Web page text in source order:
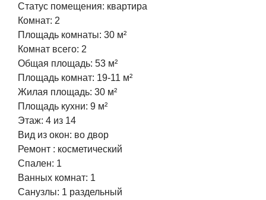
Статус помещения: квартира
Комнат: 2
Площадь комнаты: 30 м²
Комнат всего: 2
Общая площадь: 53 м²
Площадь комнат: 19-11 м²
Жилая площадь: 30 м²
Площадь кухни: 9 м²
Этаж: 4 из 14
Вид из окон: во двор
Ремонт : косметический
Спален: 1
Ванных комнат: 1
Санузлы: 1 раздельный